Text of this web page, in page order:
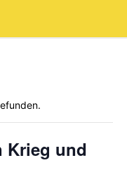
Krieg und